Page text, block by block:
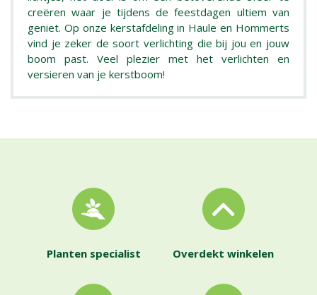
creëren waar je tijdens de feestdagen ultiem van
geniet. Op onze kerstafdeling in Haule en Hommerts
vind je zeker de soort verlichting die bij jou en jouw
boom past. Veel plezier met het verlichten en
versieren van je kerstboom!
Planten specialist Overdekt winkelen